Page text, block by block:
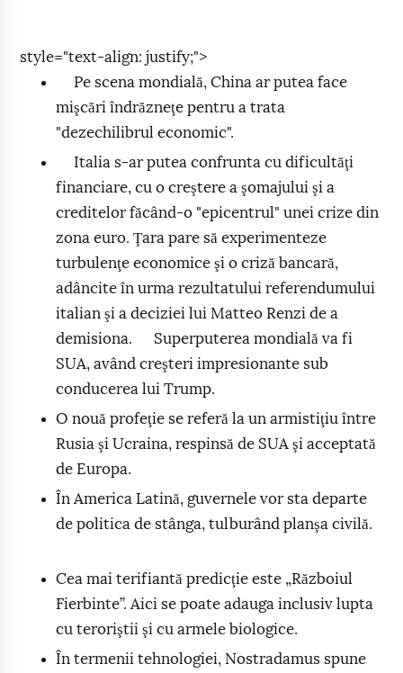
style="text-align: justify;">
Pe scena mondială, China ar putea face
mişcări îndrăzneţe pentru a trata
"dezechilibrul economic".
Italia s-ar putea confrunta cu dificultăţi
financiare, cu o creştere a şomajului şi a
creditelor făcând-o "epicentrul" unei crize din
zona euro. Ţara pare să experimenteze
turbulenţe economice şi o criză bancară,
adâncite în urma rezultatului referendumului
italian şi a deciziei lui Matteo Renzi de a
demisiona. Superputerea mondială va fi
SUA, având creşteri impresionante sub
conducerea lui Trump.
O nouă profeţie se referă la un armistiţiu între
Rusia şi Ucraina, respinsă de SUA şi acceptată
de Europa.
În America Latină, guvernele vor sta departe
de politica de stânga, tulburând planşa civilă.
Cea mai terifiantă predicţie este „Războiul
Fierbinte”. Aici se poate adauga inclusiv lupta
cu teroriştii şi cu armele biologice.
În termenii tehnologiei, Nostradamus spune